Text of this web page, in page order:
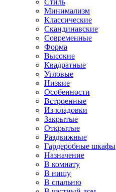
Стиль
Минимализм
Классические
Скандинавские
Современные
Форма
Высокие
Квадратные
Угловые
Низкие
Особенности
Встроенные
Из кладовки
Закрытые
Открытые
Раздвижные
Гардеробные шкафы
Назначение
В комнату
В нишу
В спальню